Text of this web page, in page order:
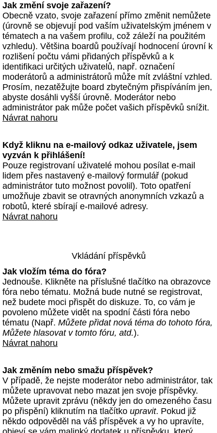
Jak změní svoje zařazení?
Obecně vzato, svoje zařazení přímo změnit nemůžete
(úrovně se objevují pod vaším uživatelským jménem v
tématech a na vašem profilu, což záleží na použitém
vzhledu). Většina boardů používají hodnocení úrovní k
rozlišení počtu vámi přidaných příspěvků a k
identifikaci určitých uživatelů, např. označení
moderátorů a administrátorů může mít zvláštní vzhled.
Prosím, nezatěžujte board zbytečným přispíváním jen,
abyste dosáhli vyšší úrovně. Moderátor nebo
administrátor pak může počet vašich příspěvků snížit.
Návrat nahoru
Když kliknu na e-mailový odkaz uživatele, jsem
vyzván k přihlášení!
Pouze registrovaní uživatelé mohou posílat e-mail
lidem přes nastavený e-mailový formulář (pokud
administrátor tuto možnost povolil). Toto opatření
umožňuje zbavit se otravných anonymních vzkazů a
robotů, které sbírají e-mailové adresy.
Návrat nahoru
Vkládání příspěvků
Jak vložím téma do fóra?
Jednouše. Klikněte na příslušné tlačítko na obrazovce
fóra nebo tématu. Možná bude nutné se registrovat,
než budete moci přispět do diskuze. To, co vám je
povoleno můžete vidět na spodní části fóra nebo
tématu (Např. Můžete přidat nová téma do tohoto fóra,
Můžete hlasovat v tomto fóru, atd.).
Návrat nahoru
Jak změním nebo smažu příspěvek?
V případě, že nejste moderátor nebo administrátor, tak
můžete upravovat nebo mazat jen svoje příspěvky.
Můžete upravit zprávu (někdy jen do omezeného času
po přispění) kliknutím na tlačítko upravit. Pokud již
někdo odpověděl na váš příspěvek a vy ho upravíte,